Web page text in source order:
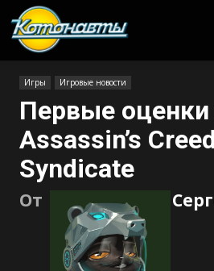
Игры Игровые новости
Первые
Assassin’s
Syndicate
От